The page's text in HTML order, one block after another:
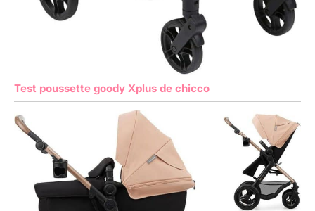
Test poussette goody Xplus de chicco